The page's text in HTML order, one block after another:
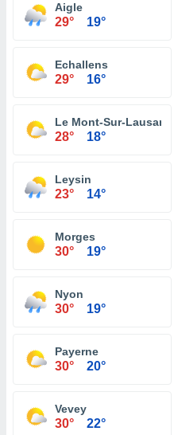
Aigle
29° 19°
Echallens
29° 16°
Le Mont-Sur-Lausanne
28° 18°
Leysin
23° 14°
Morges
30° 19°
Nyon
30° 19°
Payerne
30° 20°
Vevey
30° 22°